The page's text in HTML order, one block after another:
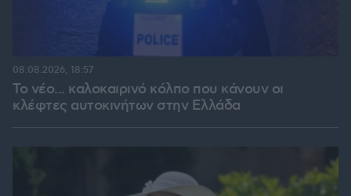
Το νέο... καλοκαιρινό κόλπο που κάνουν οι
κλέφτες αυτοκινήτων στην Ελλάδα
08.08.2026, 18:57